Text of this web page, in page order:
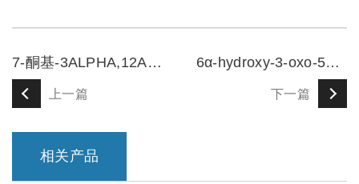
7-酮基-3ALPHA,12ALP HA-二羟基胆烷酸
上一篇
6α-hydroxy-3-oxo-5β-cholan-24-oic acid
下一篇
相关产品